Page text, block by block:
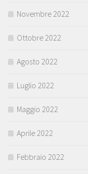
Novembre 2022
Ottobre 2022
Agosto 2022
Luglio 2022
Maggio 2022
Aprile 2022
Febbraio 2022